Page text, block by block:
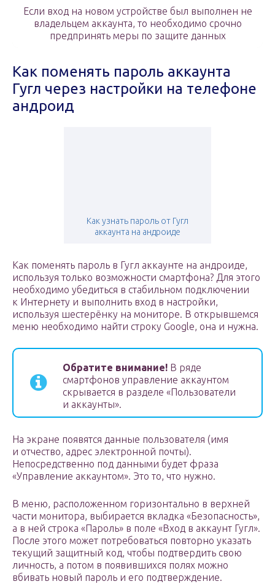
Если вход на новом устройстве был выполнен не
владельцем аккаунта, то необходимо срочно
предпринять меры по защите данных
Как поменять пароль аккаунта
Гугл через настройки на телефоне
андроид
Как узнать пароль от Гугл
аккаунта на андроиде
Как поменять пароль в Гугл аккаунте на андроиде,
используя только возможности смартфона? Для этого
необходимо убедиться в стабильном подключении
к Интернету и выполнить вход в настройки,
используя шестерёнку на мониторе. В открывшемся
меню необходимо найти строку Google, она и нужна.
Обратите внимание! В ряде
смартфонов управление аккаунтом
скрывается в разделе «Пользователи
и аккаунты».
На экране появятся данные пользователя (имя
и отчество, адрес электронной почты).
Непосредственно под данными будет фраза
«Управление аккаунтом». Это то, что нужно.
В меню, расположенном горизонтально в верхней
части монитора, выбирается вкладка «Безопасность»,
а в ней строка «Пароль» в поле «Вход в аккаунт Гугл».
После этого может потребоваться повторно указать
текущий защитный код, чтобы подтвердить свою
личность, а потом в появившихся полях можно
вбивать новый пароль и его подтверждение.